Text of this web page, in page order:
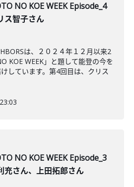
NO KOE WEEK Episode_4
ス智子さん
は、２０２４年１２月以来2
KOE WEEK」と題して能登の今を
しています。第4回目は、クリス
NO KOE WEEK Episode_3
充さん、上田拓郎さん